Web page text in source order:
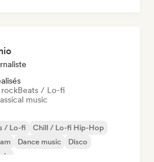
Beats / Lo-fi
music
/ Lo-fi
Chill / Lo-fi Hip-Hop
Dance music
Disco